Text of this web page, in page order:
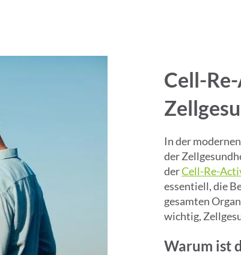
Cell-
In der
der
derCell-Re-
essentiell, die
gesamten
wichtig,
Warum ist